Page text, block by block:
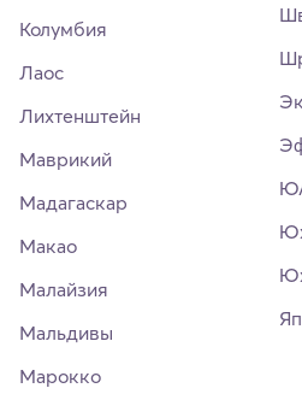
Колумбия
Лаос
Лихтенштейн
Маврикий
Мадагаскар
Макао
Малайзия
Мальдивы
Марокко